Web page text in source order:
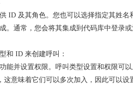
ID 及其角色。您也可以选择指定其姓
。通常，您会将其集成到代码库中登录
和 ID 来创建呼叫：
能并设置权限。呼叫类型设置和权限可以
这意味着它们可以多次加入，因此可以设